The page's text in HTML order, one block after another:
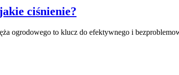
ciśnienie?
ogrodowego to klucz do efektywnego i